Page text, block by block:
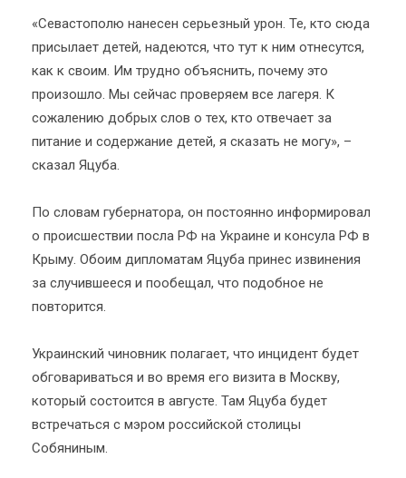
«Севастополю нанесен серьезный урон. Те, кто сюда
присылает детей, надеются, что тут к ним отнесутся,
как к своим. Им трудно объяснить, почему это
произошло. Мы сейчас проверяем все лагеря. К
сожалению добрых слов о тех, кто отвечает за
питание и содержание детей, я сказать не могу», –
сказал Яцуба.
По словам губернатора, он постоянно информировал
о происшествии посла РФ на Украине и консула РФ в
Крыму. Обоим дипломатам Яцуба принес извинения
за случившееся и пообещал, что подобное не
повторится.
Украинский чиновник полагает, что инцидент будет
обговариваться и во время его визита в Москву,
который состоится в августе. Там Яцуба будет
встречаться с мэром российской столицы
Собяниным.